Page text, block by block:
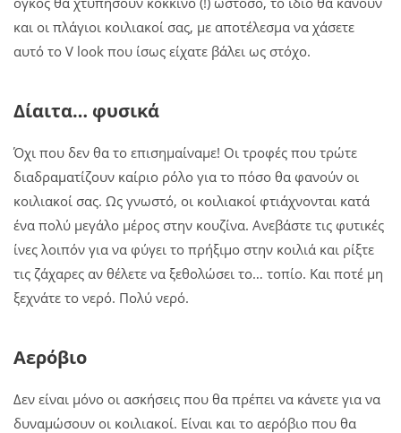
και οι πλάγιοι κοιλιακοί σας, με αποτέλεσμα να χάσετε
αυτό το V look που ίσως είχατε βάλει ως στόχο.
Δίαιτα… φυσικά
Όχι που δεν θα το επισημαίναμε! Οι τροφές που τρώτε
διαδραματίζουν καίριο ρόλο για το πόσο θα φανούν οι
κοιλιακοί σας. Ως γνωστό, οι κοιλιακοί φτιάχνονται κατά
ένα πολύ μεγάλο μέρος στην κουζίνα. Ανεβάστε τις φυτικές
ίνες λοιπόν για να φύγει το πρήξιμο στην κοιλιά και ρίξτε
τις ζάχαρες αν θέλετε να ξεθολώσει το… τοπίο. Και ποτέ μη
ξεχνάτε το νερό. Πολύ νερό.
Αερόβιο
Δεν είναι μόνο οι ασκήσεις που θα πρέπει να κάνετε για να
δυναμώσουν οι κοιλιακοί. Είναι και το αερόβιο που θα